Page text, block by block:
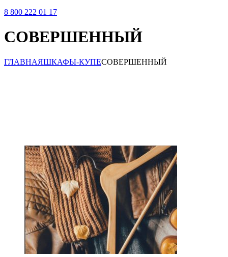
8 800 222 01 17
СОВЕРШЕННЫЙ
ГЛАВНАЯШКАФЫ-КУПЕСОВЕРШЕННЫЙ